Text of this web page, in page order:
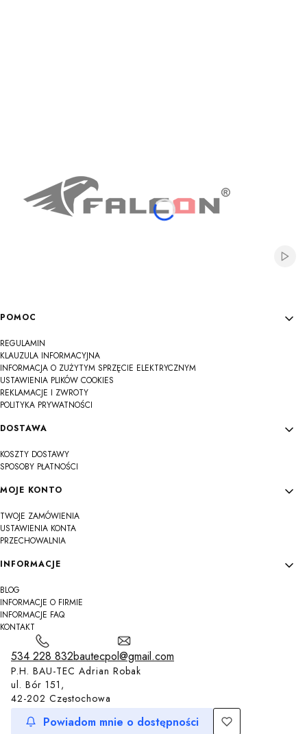
Linki w stopce
POMOC
REGULAMIN
KLAUZULA INFORMACYJNA
INFORMACJA O ZUŻYTYM SPRZĘCIE ELEKTRYCZNYM
USTAWIENIA PLIKÓW COOKIES
REKLAMACJE I ZWROTY
POLITYKA PRYWATNOŚCI
DOSTAWA
KOSZTY DOSTAWY
SPOSOBY PŁATNOŚCI
MOJE KONTO
TWOJE ZAMÓWIENIA
USTAWIENIA KONTA
PRZECHOWALNIA
INFORMACJE
BLOG
INFORMACJE O FIRMIE
INFORMACJE FAQ
KONTAKT
534 228 832bautecpol@gmail.com
P.H. BAU-TEC Adrian Robak
ul. Bór 151,
42-202 Częstochowa
Powiadom mnie o dostępności